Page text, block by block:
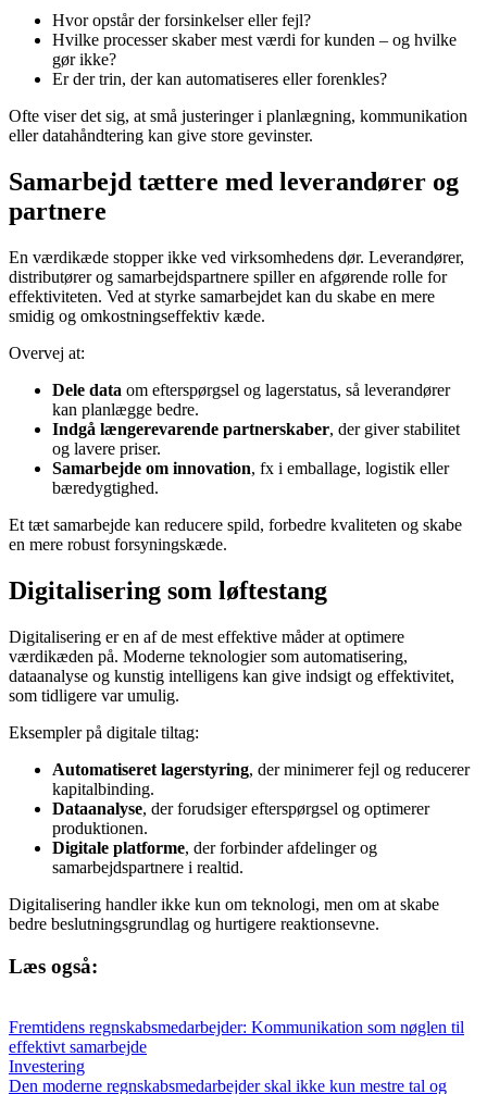
Hvor opstår der forsinkelser eller fejl?
Hvilke processer skaber mest værdi for kunden – og hvilke
gør ikke?
Er der trin, der kan automatiseres eller forenkles?
Ofte viser det sig, at små justeringer i planlægning, kommunikation
eller datahåndtering kan give store gevinster.
Samarbejd tættere med leverandører og
partnere
En værdikæde stopper ikke ved virksomhedens dør. Leverandører,
distributører og samarbejdspartnere spiller en afgørende rolle for
effektiviteten. Ved at styrke samarbejdet kan du skabe en mere
smidig og omkostningseffektiv kæde.
Overvej at:
Dele data om efterspørgsel og lagerstatus, så leverandører
kan planlægge bedre.
Indgå længerevarende partnerskaber, der giver stabilitet
og lavere priser.
Samarbejde om innovation, fx i emballage, logistik eller
bæredygtighed.
Et tæt samarbejde kan reducere spild, forbedre kvaliteten og skabe
en mere robust forsyningskæde.
Digitalisering som løftestang
Digitalisering er en af de mest effektive måder at optimere
værdikæden på. Moderne teknologier som automatisering,
dataanalyse og kunstig intelligens kan give indsigt og effektivitet,
som tidligere var umulig.
Eksempler på digitale tiltag:
Automatiseret lagerstyring, der minimerer fejl og reducerer
kapitalbinding.
Dataanalyse, der forudsiger efterspørgsel og optimerer
produktionen.
Digitale platforme, der forbinder afdelinger og
samarbejdspartnere i realtid.
Digitalisering handler ikke kun om teknologi, men om at skabe
bedre beslutningsgrundlag og hurtigere reaktionsevne.
Læs også:
Fremtidens regnskabsmedarbejder: Kommunikation som nøglen til
effektivt samarbejde
Investering
Den moderne regnskabsmedarbejder skal ikke kun mestre tal og